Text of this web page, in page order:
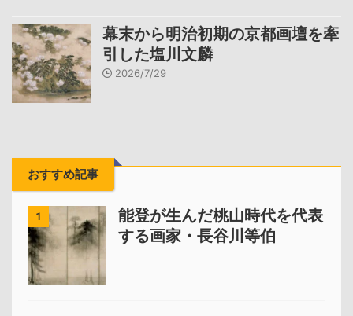
幕末から明治初期の京都画壇を牽
引した塩川文麟
2026/7/29
おすすめ記事
1
能登が生んだ桃山時代を代表
する画家・長谷川等伯